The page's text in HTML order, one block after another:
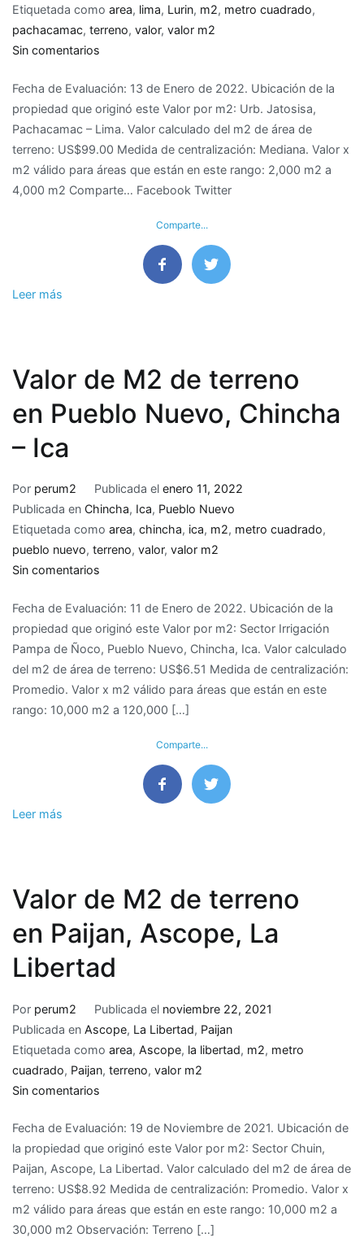
Etiquetada como area, lima, Lurin, m2, metro cuadrado,
pachacamac, terreno, valor, valor m2
Sin comentarios
de
M2
de
terreno
en
Urb.
Pachacamac
Fecha de Evaluación: 13 de Enero de 2022. Ubicación de la
propiedad que originó este Valor por m2: Urb. Jatosisa,
Pachacamac – Lima. Valor calculado del m2 de área de
terreno: US$99.00 Medida de centralización: Mediana. Valor x
m2 válido para áreas que están en este rango: 2,000 m2 a
4,000 m2 Comparte… Facebook Twitter
Comparte...
Leer más
Valor de M2 de terreno
en Pueblo Nuevo, Chincha
– Ica
Por perum2 Publicada el enero 11, 2022
Publicada en Chincha, Ica, Pueblo Nuevo
Etiquetada como area, chincha, ica, m2, metro cuadrado,
pueblo nuevo, terreno, valor, valor m2
Sin comentarios
de
M2
de
terreno
en
Pueblo
Fecha de Evaluación: 11 de Enero de 2022. Ubicación de la
propiedad que originó este Valor por m2: Sector Irrigación
Pampa de Ñoco, Pueblo Nuevo, Chincha, Ica. Valor calculado
del m2 de área de terreno: US$6.51 Medida de centralización:
Promedio. Valor x m2 válido para áreas que están en este
rango: 10,000 m2 a 120,000 […]
Comparte...
Leer más
Valor de M2 de terreno
en Paijan, Ascope, La
Libertad
Por perum2 Publicada el noviembre 22, 2021
Publicada en Ascope, La Libertad, Paijan
Etiquetada como area, Ascope, la libertad, m2, metro
cuadrado, Paijan, terreno, valor m2
Sin comentarios
de
M2
de
terreno
en
Paijan,
Fecha de Evaluación: 19 de Noviembre de 2021. Ubicación de
la propiedad que originó este Valor por m2: Sector Chuin,
Paijan, Ascope, La Libertad. Valor calculado del m2 de área de
terreno: US$8.92 Medida de centralización: Promedio. Valor x
m2 válido para áreas que están en este rango: 10,000 m2 a
30,000 m2 Observación: Terreno […]